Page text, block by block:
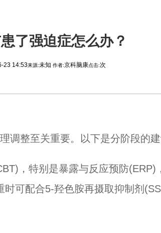
了强迫症怎么办？
23 14:53来源:未知 作者:京科脑康点击:次
整至关重要。以下是分阶段的建
，特别是暴露与反应预防(ERP)
可配合5-羟色胺再摄取抑制剂